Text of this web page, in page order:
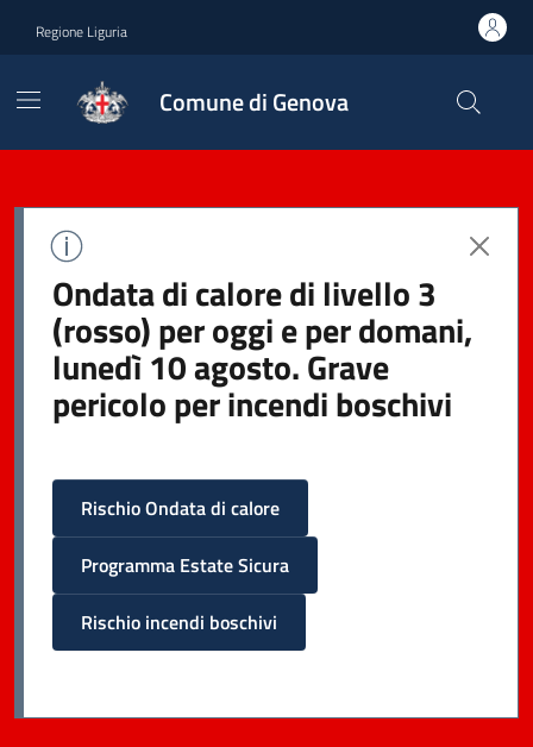
Regione Liguria
Comune di Genova
Ondata di calore di livello 3
(rosso) per oggi e per domani,
lunedì 10 agosto. Grave
pericolo per incendi boschivi
Rischio Ondata di calore
Programma Estate Sicura
Rischio incendi boschivi